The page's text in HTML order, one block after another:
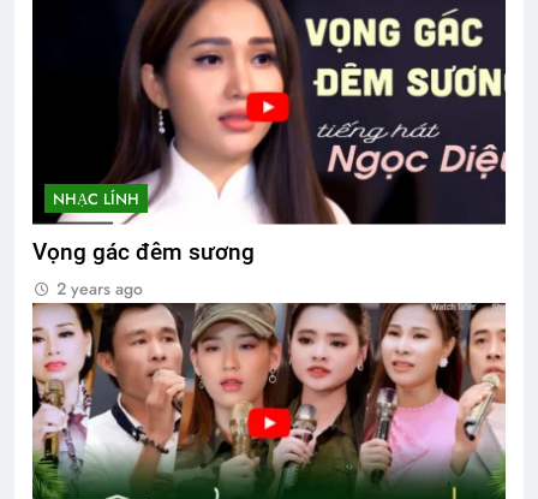
NHẠC LÍNH
Vọng gác đêm sương
2 years ago